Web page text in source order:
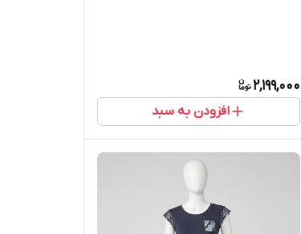
2,199,000
افزودن به سبد